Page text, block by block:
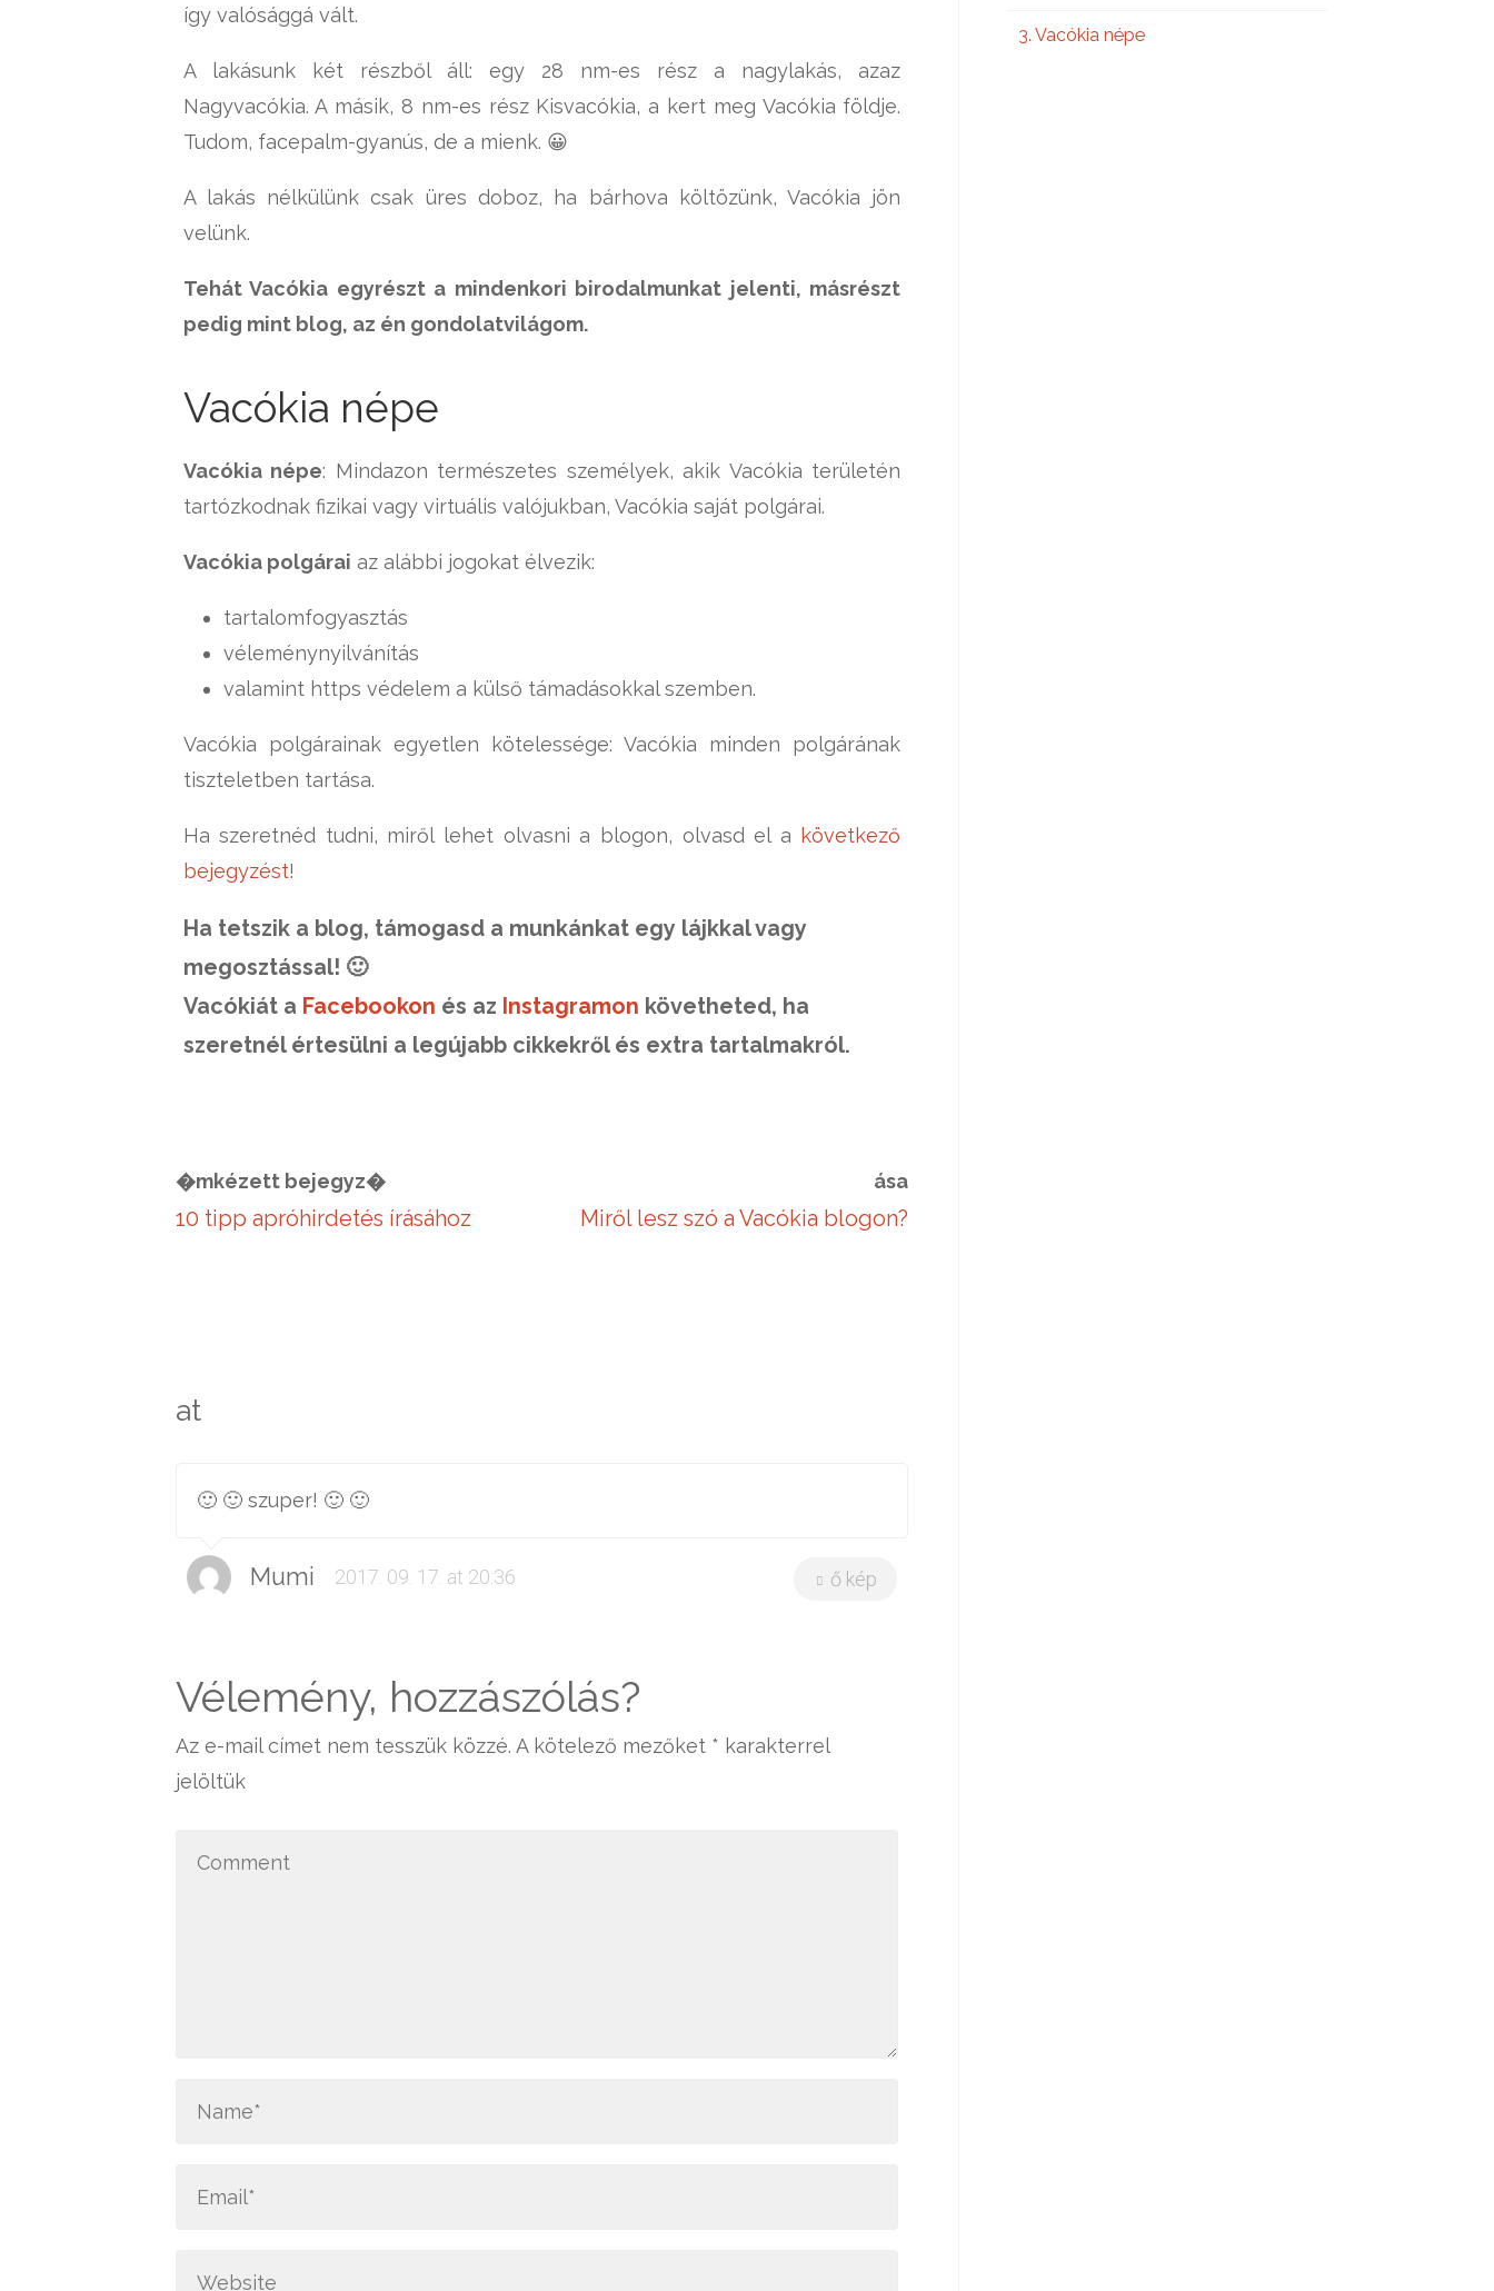
így valósággá vált.
A lakásunk két részből áll: egy 28 nm-es rész a nagylakás, azaz
Nagyvacókia. A másik, 8 nm-es rész Kisvacókia, a kert meg Vacókia földje.
Tudom, facepalm-gyanús, de a mienk. 😀
A lakás nélkülünk csak üres doboz, ha bárhova költözünk, Vacókia jön
velünk.
Tehát Vacókia egyrészt a mindenkori birodalmunkat jelenti, másrészt
pedig mint blog, az én gondolatvilágom.
Vacókia népe
Vacókia népe: Mindazon természetes személyek, akik Vacókia területén
tartózkodnak fizikai vagy virtuális valójukban, Vacókia saját polgárai.
Vacókia polgárai az alábbi jogokat élvezik:
tartalomfogyasztás
véleménynyilvánítás
valamint https védelem a külső támadásokkal szemben.
Vacókia polgárainak egyetlen kötelessége: Vacókia minden polgárának
tiszteletben tartása.
Ha szeretnéd tudni, miről lehet olvasni a blogon, olvasd el a következő
bejegyzést!
Ha tetszik a blog, támogasd a munkánkat egy lájkkal vagy
megosztással! 🙂
Vacókiát a Facebookon és az Instagramon követheted, ha
szeretnél értesülni a legújabb cikkekről és extra tartalmakról.
�mkézett bejegyz�
10 tipp apróhirdetés írásához
ása
Miről lesz szó a Vacókia blogon?
at
🙂 🙂 szuper! 🙂 🙂
Mumi 2017. 09. 17. at 20:36 ő kép
Vélemény, hozzászólás?
Az e-mail címet nem tesszük közzé. A kötelező mezőket * karakterrel
jelöltük
Vacókia népe